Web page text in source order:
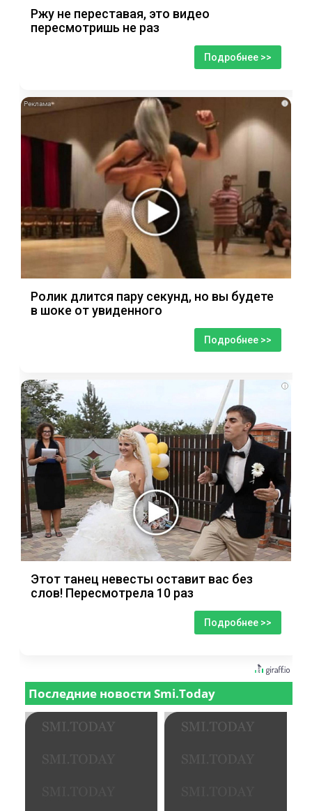
Ржу не переставая, это видео
пересмотришь не раз
Подробнее >>
i
Ролик длится пару секунд, но вы будете
в шоке от увиденного
Подробнее >>
i
Этот танец невесты оставит вас без
слов! Пересмотрела 10 раз
Подробнее >>